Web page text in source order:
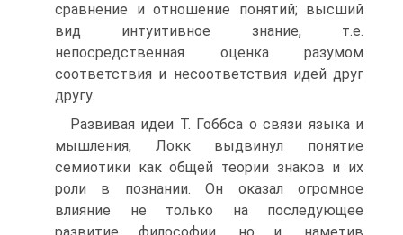
сравнение и отношение понятий; высший
вид интуитивное знание, т.е.
непосредственная оценка разумом
соответствия и несоответствия идей друг
другу.
Развивая идеи Т. Гоббса о связи языка и
мышления, Локк выдвинул понятие
семиотики как общей теории знаков и их
роли в познании. Он оказал огромное
влияние не только на последующее